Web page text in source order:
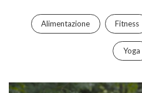
Alimentazione Fitness
Yoga